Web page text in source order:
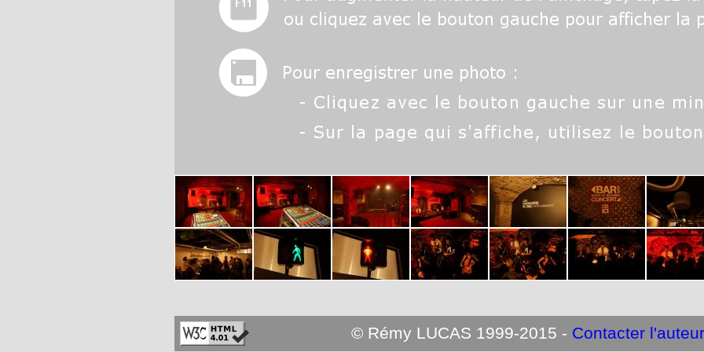
© Rémy LUCAS 1999-2015 - Contacter l'auteur